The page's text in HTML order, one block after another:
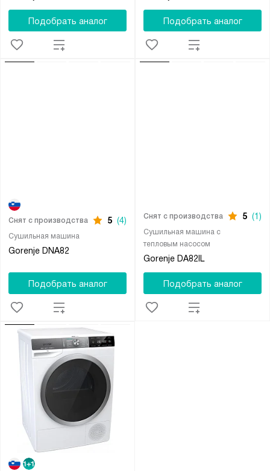
Подобрать аналог Подобрать аналог
Сушильная машина
Gorenje DNA82
Снят с производства 5 (4)
Подобрать аналог
Сушильная машина с
тепловым насосом
Gorenje DA82IL
Снят с производства 5 (1)
Подобрать аналог